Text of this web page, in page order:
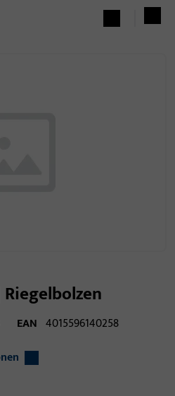
Riegelbolzen
EAN 4015596140258